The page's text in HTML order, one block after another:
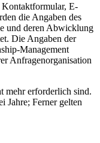
E-
die Angaben des
und deren Abwicklung
Die Angaben der
Management
Anfragenorganisation
mehr erforderlich sind.
Jahre; Ferner gelten